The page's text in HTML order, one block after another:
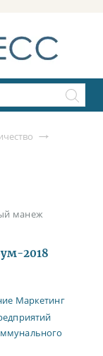
манеж
2018
Маркетинг